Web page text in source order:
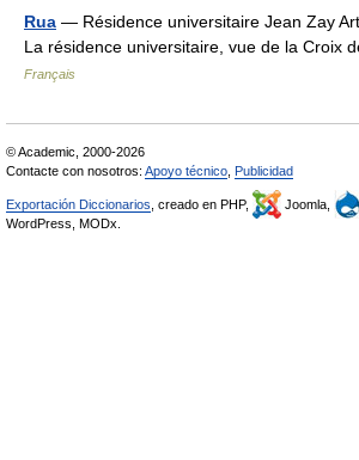
Rua — Résidence universitaire Jean Zay
La résidence universitaire, vue de la Croix
Français
© Academic, 2000-2026
Contacte con nosotros: Apoyo técnico Publicidad
Exportación Diccionarios , creado en PHP, Joomla,
WordPress, MODx.